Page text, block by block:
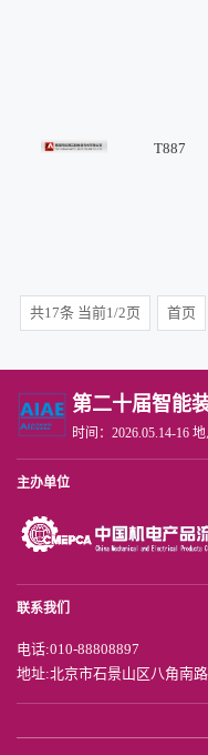
T887
共17条 当前1/2页
首页
第二十届智能
时间：2026.05.14-16
主办单位
联系我们
电话:010-88808897
地址:北京市石景山区八角南